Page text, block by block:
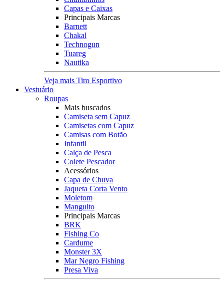
Capas e Caixas
Principais Marcas
Barnett
Chakal
Technogun
Tuareg
Nautika
Veja mais Tiro Esportivo
Vestuário
Roupas
Mais buscados
Camiseta sem Capuz
Camisetas com Capuz
Camisas com Botão
Infantil
Calça de Pesca
Colete Pescador
Acessórios
Capa de Chuva
Jaqueta Corta Vento
Moletom
Manguito
Principais Marcas
BRK
Fishing Co
Cardume
Monster 3X
Mar Negro Fishing
Presa Viva